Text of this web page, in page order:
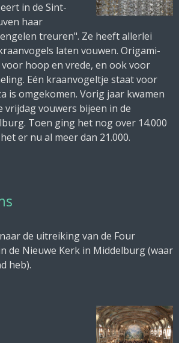
in de Sint-
haar
treuren". Ze heeft allerlei
laten vouwen. Origami-
hoop en vrede, en ook voor
Eén kraanvogeltje staat voor
is omgekomen. Vorig jaar kwamen
vrijdag vouwers bijeen in de
Toen ging het nog over 14.000
er nu al meer dan 21.000.
de uitreiking van de Four
de Nieuwe Kerk in Middelburg (waar
heb).